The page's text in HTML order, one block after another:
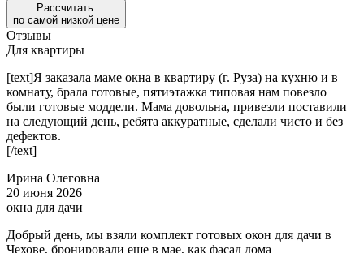
Рассчитать
по самой низкой цене
Отзывы
Для квартиры
[text]Я заказала маме окна в квартиру (г. Руза) на кухню и в
комнату, брала готовые, пятиэтажка типовая нам повезло
были готовые моддели. Мама довольна, привезли поставили
на следующий день, ребята аккуратные, сделали чисто и без
дефектов.
[/text]
Ирина Олеговна
20 июня 2026
окна для дачи
Добрый день, мы взяли комплект готовых окон для дачи в
Чехове, бронировали еще в мае, как фасад дома